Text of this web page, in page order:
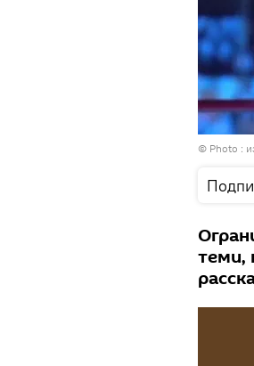
© Photo :
теми,